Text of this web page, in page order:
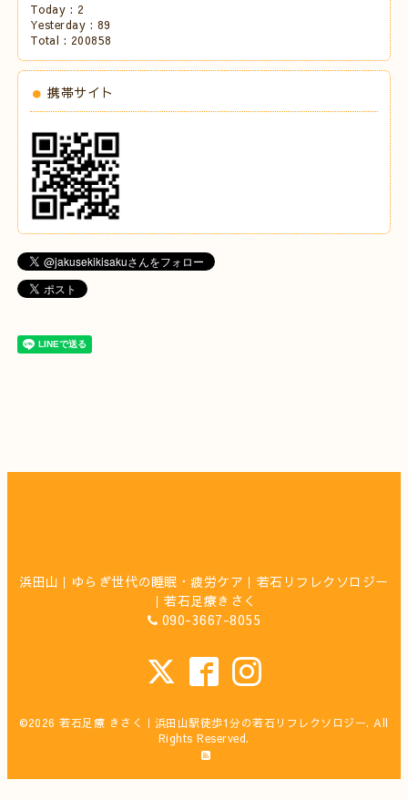
Today : 2
Yesterday : 89
Total : 200858
携帯サイト
浜田山｜ゆらぎ世代の睡眠・疲労ケア｜若石リフレクソロジー
｜若石足療きさく
090-3667-8055
©2026若石足療 きさく｜浜田山駅徒歩1分の若石リフレクソロジー. All
Rights Reserved.